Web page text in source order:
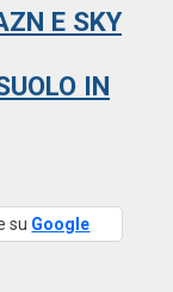
E SKY
IN
su Google